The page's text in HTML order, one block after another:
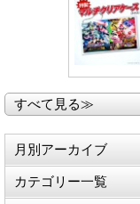
すべて見る≫
月別アーカイブ
カテゴリー一覧